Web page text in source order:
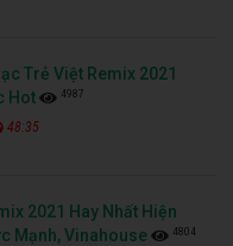
Trẻ Việt Remix 2021
Hot
4987
48:35
2021 Hay Nhất Hiện
Mạnh, Vinahouse
4804